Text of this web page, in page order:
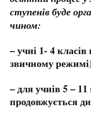
ступенів буде
чином:
– учні 1- 4
звичному
– для учнів 5 –
продовжується